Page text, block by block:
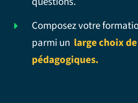
Composez votre
parmi un large choix
pédagogiques.